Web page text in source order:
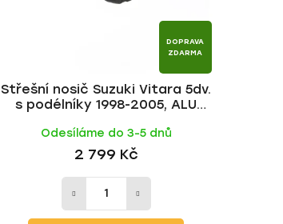
DOPRAVA
ZDARMA
Střešní nosič Suzuki Vitara 5dv.
s podélníky 1998-2005, ALU
Odesíláme do 3-5 dnů
2 799 Kč